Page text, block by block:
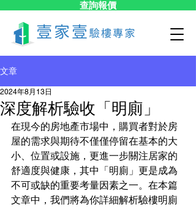
查詢報價
文章
深度解析驗收「明廁」
2024年8月13日
在現今的房地產市場中，購買者對於房
屋的需求與期待不僅僅停留在基本的大
小、位置或設施，更進一步關注居家的
舒適度與健康，其中「明廁」更是成為
不可或缺的重要考量因素之一。在本篇
文章中，我們將為你詳細解析驗樓明廁